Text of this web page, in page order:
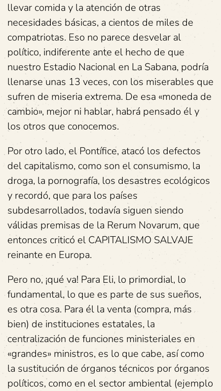
llevar comida y la atención de otras
necesidades básicas, a cientos de miles de
compatriotas. Eso no parece desvelar al
político, indiferente ante el hecho de que
nuestro Estadio Nacional en La Sabana, podría
llenarse unas 13 veces, con los miserables que
sufren de miseria extrema. De esa «moneda de
cambio», mejor ni hablar, habrá pensado él y
los otros que conocemos.
Por otro lado, el Pontífice, atacó los defectos
del capitalismo, como son el consumismo, la
droga, la pornografía, los desastres ecológicos
y recordó, que para los países
subdesarrollados, todavía siguen siendo
válidas premisas de la Rerum Novarum, que
entonces criticó el CAPITALISMO SALVAJE
reinante en Europa.
Pero no, ¡qué va! Para Eli, lo primordial, lo
fundamental, lo que es parte de sus sueños,
es otra cosa. Para él la venta (compra, más
bien) de instituciones estatales, la
centralización de funciones ministeriales en
«grandes» ministros, es lo que cabe, así como
la sustitución de órganos técnicos por órganos
políticos, como en el sector ambiental (ejemplo